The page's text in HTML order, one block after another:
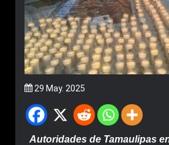
29 May. 2025
Autoridades de Tamaulipas